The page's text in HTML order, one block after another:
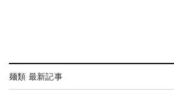
麺類 最新記事